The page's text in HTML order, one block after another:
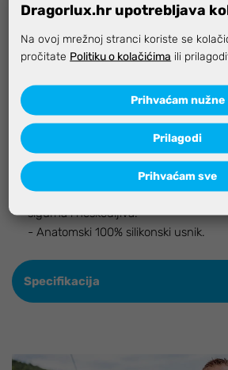
Aquilon
slova D idealni su i za free diving
- Tradicionalni tip disalice.
- Cijev je izrađena od TPR mekog
sigurna i neškodljiva.
- Anatomski 100% silikonski usnik.
Specifikacija
Dragorlux.hr upotrebljava
Na ovoj mrežnoj stranci koriste se
pročitate Politiku o kolačićima ili
Prihvaćam nužne
Prilagodi
Prihvaćam sve